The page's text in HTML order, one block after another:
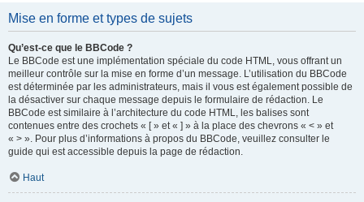
Mise en forme et types de sujets
Qu’est-ce que le BBCode ?
Le BBCode est une implémentation spéciale du code HTML, vous offrant un
meilleur contrôle sur la mise en forme d’un message. L’utilisation du BBCode
est déterminée par les administrateurs, mais il vous est également possible de
la désactiver sur chaque message depuis le formulaire de rédaction. Le
BBCode est similaire à l’architecture du code HTML, les balises sont
contenues entre des crochets « [ » et « ] » à la place des chevrons « < » et
« > ». Pour plus d’informations à propos du BBCode, veuillez consulter le
guide qui est accessible depuis la page de rédaction.
Haut